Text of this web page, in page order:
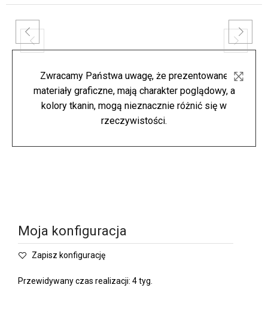
Zwracamy Państwa uwagę, że prezentowane
materiały graficzne, mają charakter poglądowy, a
kolory tkanin, mogą nieznacznie różnić się w
rzeczywistości.
Moja konfiguracja
Zapisz konfigurację
Przewidywany czas realizacji: 4 tyg.